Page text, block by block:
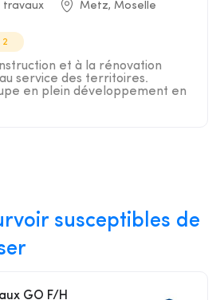
travaux Metz, Moselle
2
et à la rénovation
service des territoires.
en plein développement en
susceptibles de
GO F/H